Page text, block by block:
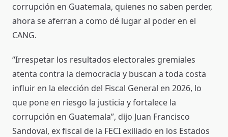
corrupción en Guatemala, quienes no saben perder,
ahora se aferran a como dé lugar al poder en el
CANG.
“Irrespetar los resultados electorales gremiales
atenta contra la democracia y buscan a toda costa
influir en la elección del Fiscal General en 2026, lo
que pone en riesgo la justicia y fortalece la
corrupción en Guatemala”, dijo Juan Francisco
Sandoval, ex fiscal de la FECI exiliado en los Estados